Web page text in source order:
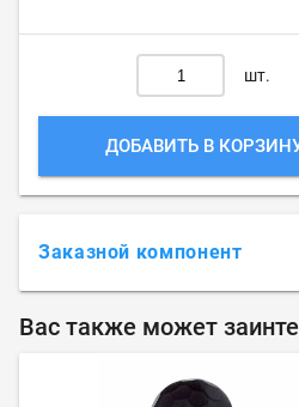
шт.
ДОБАВИТЬ В
Заказной компонент
Вас также может